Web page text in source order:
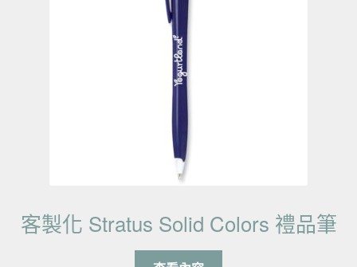
客製化 Stratus Solid Colors 禮品筆